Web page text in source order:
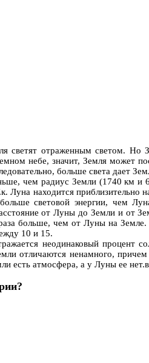
светят отраженным светом. Но
небе, значит, Земля может
больше света дает
чем радиус Земли (1740 км и
Луна находится приблизительно
световой энергии, чем
от Луны до Земли и от
больше, чем от Луны на
10 и 15.
неодинаковый процент
отличаются ненамного,
есть атмосфера, а у Луны ее нет.в